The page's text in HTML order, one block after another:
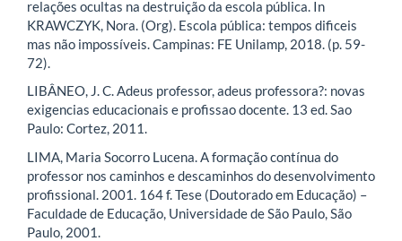
relações ocultas na destruição da escola pública. In
KRAWCZYK, Nora. (Org). Escola pública: tempos dificeis
mas não impossíveis. Campinas: FE Unilamp, 2018. (p. 59-
72).
LIBÂNEO, J. C. Adeus professor, adeus professora?: novas
exigencias educacionais e profissao docente. 13 ed. Sao
Paulo: Cortez, 2011.
LIMA, Maria Socorro Lucena. A formação contínua do
professor nos caminhos e descaminhos do desenvolvimento
profissional. 2001. 164 f. Tese (Doutorado em Educação) –
Faculdade de Educação, Universidade de São Paulo, São
Paulo, 2001.